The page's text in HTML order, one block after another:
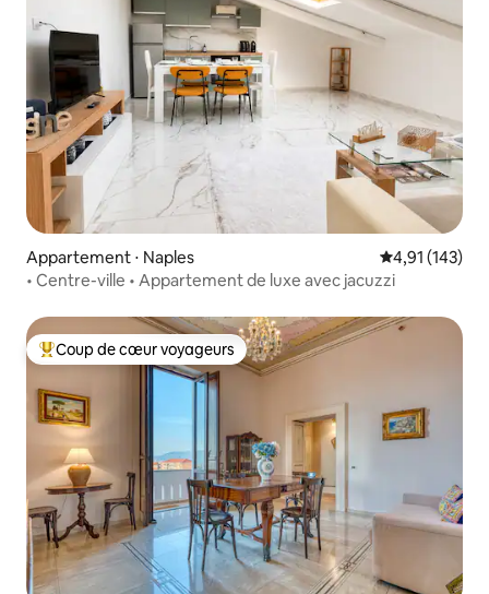
Appartement ⋅ Naples Évaluation
4,91 (143)
• Centre-ville • Appartement de luxe avec jacuzzi
Coups de cœur voyageurs les plus appréciés
Coup de cœur voyageurs